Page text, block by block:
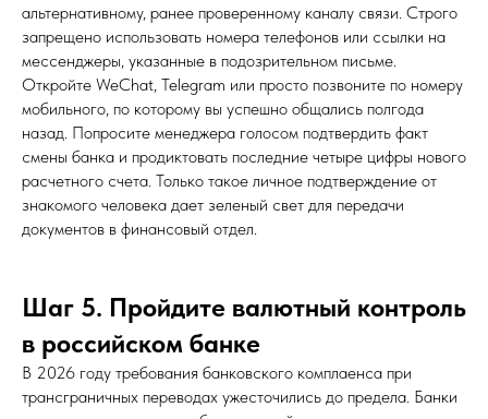
альтернативному, ранее проверенному каналу связи. Строго
запрещено использовать номера телефонов или ссылки на
мессенджеры, указанные в подозрительном письме.
Откройте WeChat, Telegram или просто позвоните по номеру
мобильного, по которому вы успешно общались полгода
назад. Попросите менеджера голосом подтвердить факт
смены банка и продиктовать последние четыре цифры нового
расчетного счета. Только такое личное подтверждение от
знакомого человека дает зеленый свет для передачи
документов в финансовый отдел.
Шаг 5. Пройдите валютный контроль
в российском банке
В 2026 году требования банковского комплаенса при
трансграничных переводах ужесточились до предела. Банки